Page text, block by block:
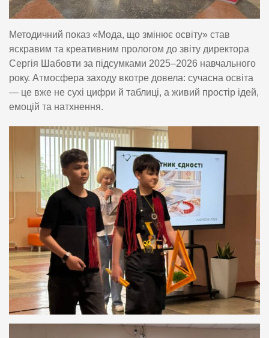
Методичний показ «Мода, що змінює освіту» став
яскравим та креативним прологом до звіту директора
Сергія Шабовти за підсумками 2025–2026 навчального
року. Атмосфера заходу вкотре довела: сучасна освіта
— це вже не сухі цифри й таблиці, а живий простір ідей,
емоцій та натхнення.